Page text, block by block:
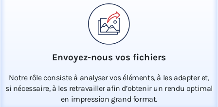
Envoyez-nous vos fichiers
Notre rôle consiste à analyser vos éléments, à les adapter et,
si nécessaire, à les retravailler afin d’obtenir un rendu optimal
en impression grand format.